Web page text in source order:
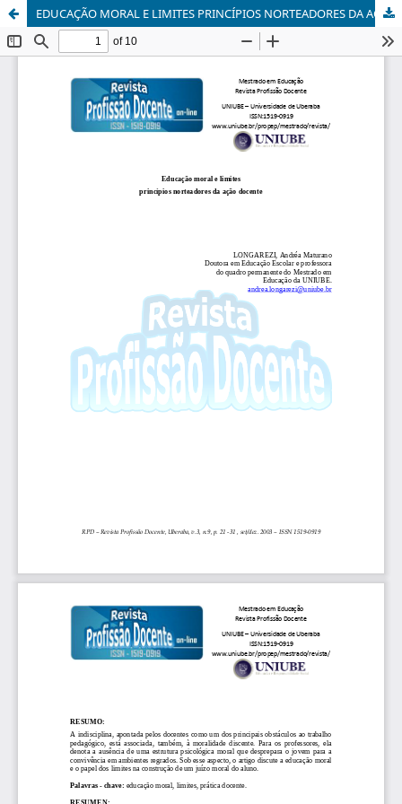
EDUCAÇÃO MORAL E LIMITES PRINCÍPIOS NORTEADORES DA AÇÃO DOCENTE